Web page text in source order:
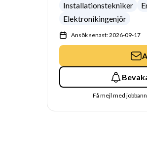
Installationstekniker
Elektronikingenjör
Ansök senast: 2026-09-17
Få mejl med